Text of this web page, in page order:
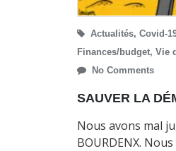
Actualités, Covid-
Finances/budget, Vie
No Comments
SAUVER LA
Nous avons mal
BOURDENX.